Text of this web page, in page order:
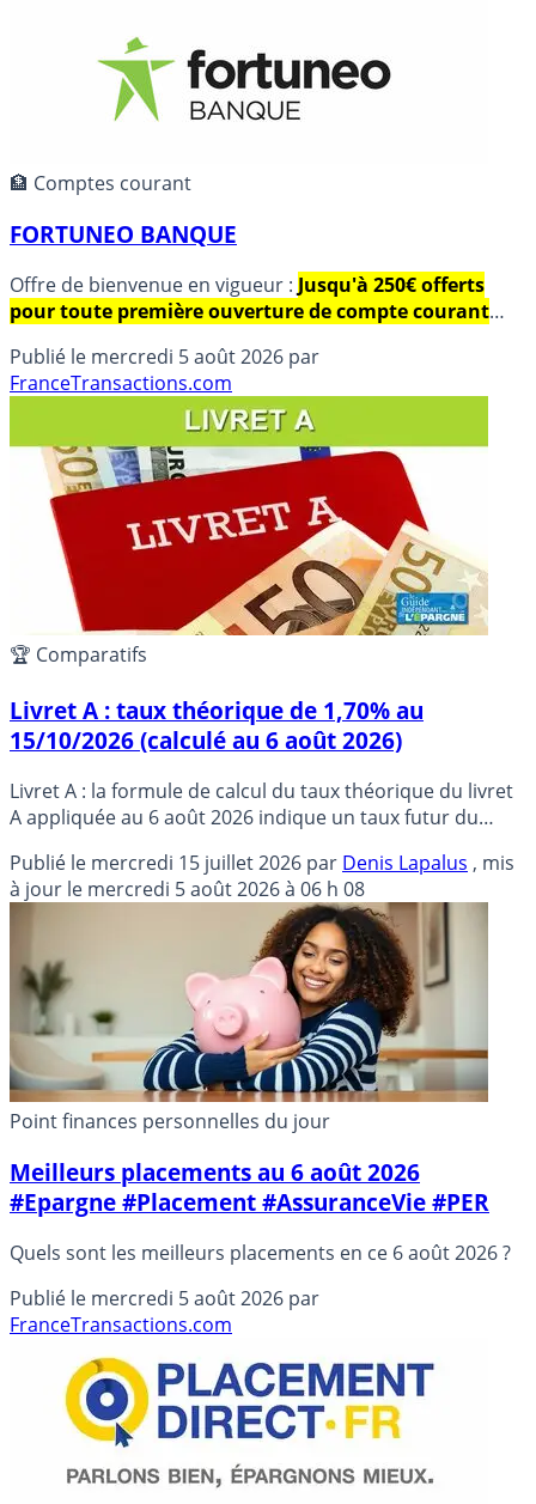
🏦 Comptes courant
FORTUNEO BANQUE
Offre de bienvenue en vigueur : Jusqu'à 250€ offerts
pour toute première ouverture de compte courant
Fortuneo banque :Carte bancaire gratuite, frais réduits.
Détails et avis des internautes.
Publié le mercredi 5 août 2026 par
FranceTransactions.com
🏆 Comparatifs
Livret A : taux théorique de 1,70% au
15/10/2026 (calculé au 6 août 2026)
Livret A : la formule de calcul du taux théorique du livret
A appliquée au 6 août 2026 indique un taux futur du
France au 15/10/2026.
Publié le mercredi 15 juillet 2026 par Denis Lapalus , mis
à jour le mercredi 5 août 2026 à 06 h 08
Point finances personnelles du jour
Meilleurs placements au 6 août 2026
#Epargne #Placement #AssuranceVie #PER
Quels sont les meilleurs placements en ce 6 août 2026 ?
Publié le mercredi 5 août 2026 par
FranceTransactions.com